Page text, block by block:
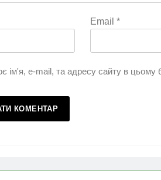
Email *
ім'я, e-mail, та адресу сайту в цьому